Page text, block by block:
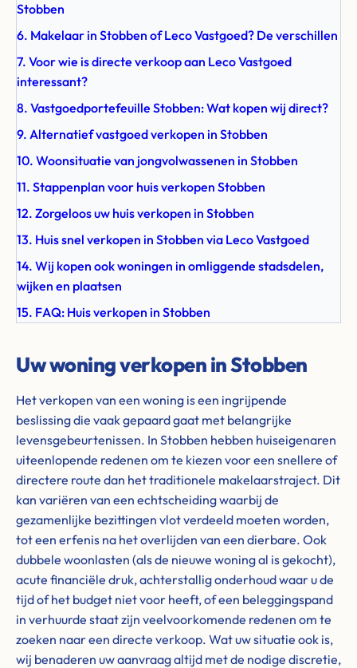
Stobben
6. Makelaar in Stobben of Leco Vastgoed? De verschillen
7. Voor wie is directe verkoop aan Leco Vastgoed
interessant?
8. Vastgoedportefeuille Stobben: Wat kopen wij direct?
9. Alternatief vastgoed verkopen in Stobben
10. Woonsituatie van jongvolwassenen in Stobben
11. Stappenplan voor huis verkopen Stobben
12. Zorgeloos uw huis verkopen in Stobben
13. Huis snel verkopen in Stobben via Leco Vastgoed
14. Wij kopen ook woningen in omliggende stadsdelen,
wijken en plaatsen
15. FAQ: Huis verkopen in Stobben
Uw woning verkopen in Stobben
Het verkopen van een woning is een ingrijpende
beslissing die vaak gepaard gaat met belangrijke
levensgebeurtenissen. In Stobben hebben huiseigenaren
uiteenlopende redenen om te kiezen voor een snellere of
directere route dan het traditionele makelaarstraject. Dit
kan variëren van een echtscheiding waarbij de
gezamenlijke bezittingen vlot verdeeld moeten worden,
tot een erfenis na het overlijden van een dierbare. Ook
dubbele woonlasten (als de nieuwe woning al is gekocht),
acute financiële druk, achterstallig onderhoud waar u de
tijd of het budget niet voor heeft, of een beleggingspand
in verhuurde staat zijn veelvoorkomende redenen om te
zoeken naar een directe verkoop. Wat uw situatie ook is,
wij benaderen uw aanvraag altijd met de nodige discretie,